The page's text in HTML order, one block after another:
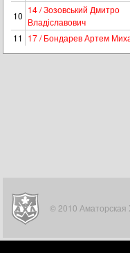
10
14 / Зозовський Дмитро
Владіславович
11 17 / Бондарев Артем
© 2010 Аматорская